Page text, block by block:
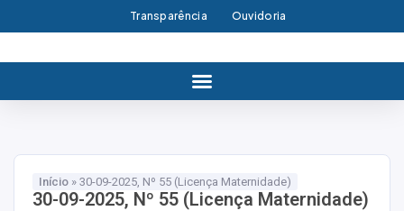
Transparência Ouvidoria
Início » 30-09-2025, Nº 55 (Licença Maternidade)
30-09-2025, Nº 55 (Licença Maternidade)